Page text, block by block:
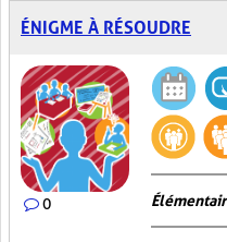
ÉNIGME À RÉSOUDRE
0